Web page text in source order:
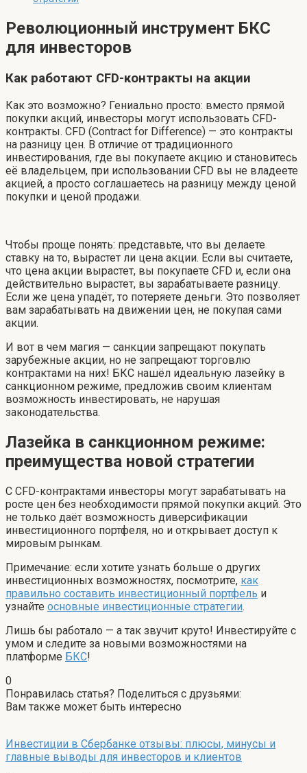
Революционный инструмент БКС
для инвесторов
Как работают CFD-контракты на акции
Как это возможно? Гениально просто: вместо прямой
покупки акций, инвесторы могут использовать CFD-
контракты. CFD (Contract for Difference) — это контракты
на разницу цен. В отличие от традиционного
инвестирования, где вы покупаете акцию и становитесь
её владельцем, при использовании CFD вы не владеете
акцией, а просто соглашаетесь на разницу между ценой
покупки и ценой продажи.
Чтобы проще понять: представьте, что вы делаете
ставку на то, вырастет ли цена акции. Если вы считаете,
что цена акции вырастет, вы покупаете CFD и, если она
действительно вырастет, вы зарабатываете разницу.
Если же цена упадёт, то потеряете деньги. Это позволяет
вам зарабатывать на движении цен, не покупая сами
акции.
И вот в чем магия — санкции запрещают покупать
зарубежные акции, но не запрещают торговлю
контрактами на них! БКС нашёл идеальную лазейку в
санкционном режиме, предложив своим клиентам
возможность инвестировать, не нарушая
законодательства.
Лазейка в санкционном режиме:
преимущества новой стратегии
С CFD-контрактами инвесторы могут зарабатывать на
росте цен без необходимости прямой покупки акций. Это
не только даёт возможность диверсификации
инвестиционного портфеля, но и открывает доступ к
мировым рынкам.
Примечание: если хотите узнать больше о других
инвестиционных возможностях, посмотрите, как
правильно составить инвестиционный портфель и
узнайте основные инвестиционные стратегии.
Лишь бы работало — а так звучит круто! Инвестируйте с
умом и следите за новыми возможностями на
платформе БКС!
0
Понравилась статья? Поделиться с друзьями:
Вам также может быть интересно
Инвестиции в Сбербанке отзывы: плюсы, минусы и
главные выводы для инвесторов и клиентов